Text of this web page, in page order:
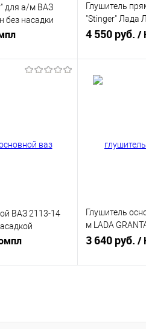
для а/м ВАЗ
без насадки
Глушитель
"Stinger" Лада
Largus -
4 550 руб. /
ВАЗ 2113-14
Глушитель
м LADA
Kalina 2 седан
3 640 руб. /